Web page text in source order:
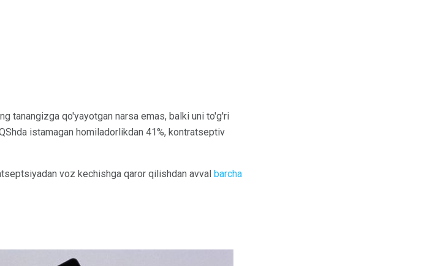
tanangizga qo'yayotgan narsa emas, balki uni to'g'ri
istamagan homiladorlikdan 41%, kontratseptiv
voz kechishga qaror qilishdan avval barcha